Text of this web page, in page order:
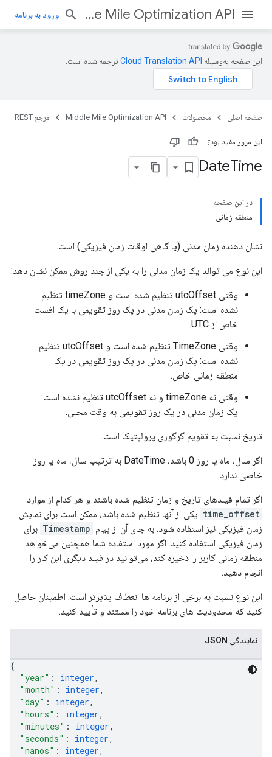
Middle Mile Optimization API ورود به برنامه
این صفحه به‌وسیله ترجمه شده است.
صفحه اصلی محصولات Middle Mile Optimization API مرجع REST
این مرور مفید بود؟
DateTime
در این صفحه
منطقه زمانی
نشان دهنده زمان مدنی (یا گاهی اوقات زمان فیزیکی) است.
این نوع می تواند یک زمان مدنی را به یکی از چند روش ممکن نشان دهد:
وقتی utcOffset تنظیم شده است و timeZone تنظیم
نشده است: یک زمان مدنی در یک روز تقویمی با یک افست
خاص از UTC.
وقتی TimeZone تنظیم شده است و utcOffset تنظیم
نشده است: یک زمان مدنی در یک روز تقویمی در یک
منطقه زمانی خاص.
وقتی نه timeZone و نه utcOffset تنظیم نشده است:
یک زمان مدنی در یک روز تقویمی به وقت محلی.
تاریخ نسبت به تقویم گرگوری پرولپتیک است.
اگر سال، ماه یا روز 0 باشد، DateTime به ترتیب سال، ماه یا روز
خاصی ندارد.
اگر تمام فیلدهای تاریخ و زمان تنظیم شده باشند و هر کدام از موارد
time_offset یکی از آنها تنظیم شده باشد، ممکن است برای نمایش
زمان فیزیکی نیز استفاده شود. به جای آن از پیام Timestamp برای
زمان فیزیکی استفاده کنید. اگر مورد استفاده شما همچنین می‌خواهد
منطقه زمانی کاربر را ذخیره کند، می‌توانید در فیلد دیگری این کار را
انجام دهید.
این نوع نسبت به برخی از برنامه ها انعطاف پذیرتر است. اطمینان حاصل
کنید که محدودیت های برنامه خود را مستند و تأیید کنید.
نمایندگی JSON
{
"year" : integer,
"month" : integer,
"day" : integer,
"hours" : integer,
"minutes" : integer,
"seconds" : integer,
"nanos" : integer,